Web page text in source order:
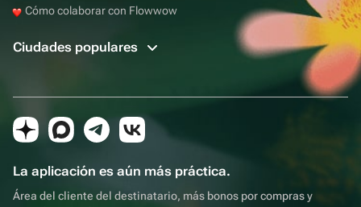
Cómo colaborar con Flowwow
Ciudades populares
La aplicación es aún más práctica.
Área del cliente del destinatario, más bonos por compras y